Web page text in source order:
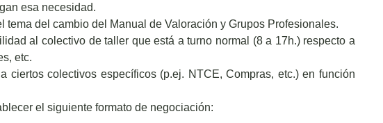
esa necesidad.
tema del cambio del Manual de Valoración y Grupos Profesionales.
al colectivo de taller que está a turno normal (8 a 17h.) respecto a
etc.
ciertos colectivos específicos (p.ej. NTCE, Compras, etc.) en función
el siguiente formato de negociación: